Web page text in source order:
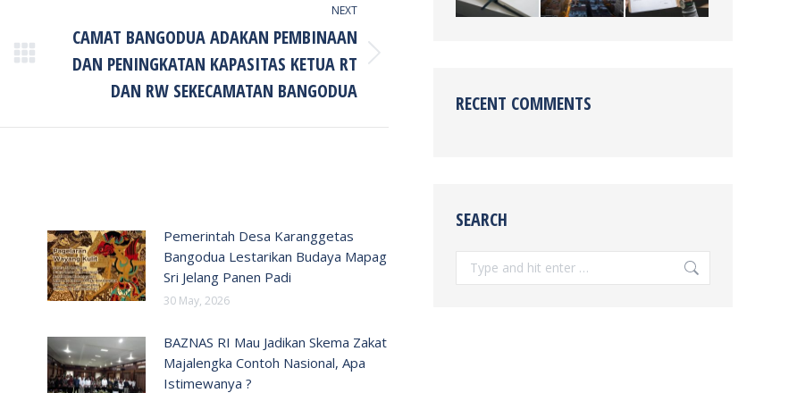
NEXT
Next
CAMAT BANGODUA ADAKAN PEMBINAAN
DAN PENINGKATAN KAPASITAS KETUA RT
DAN RW SEKECAMATAN BANGODUA
Pemerintah Desa Karanggetas
Bangodua Lestarikan Budaya Mapag
Sri Jelang Panen Padi
30 May, 2026
BAZNAS RI Mau Jadikan Skema Zakat
Majalengka Contoh Nasional, Apa
Istimewanya ?
RECENT COMMENTS
SEARCH
Search: